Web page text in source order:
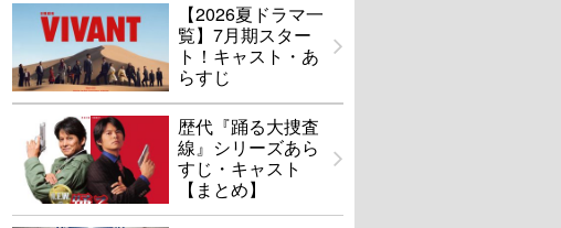
【2026夏ドラマ一
覧】7月期スター
ト！キャスト・あ
らすじ
歴代『踊る大捜査
線』シリーズあら
すじ・キャスト
【まとめ】